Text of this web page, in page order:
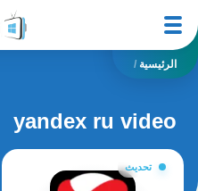
الرئيسية /
yandex ru video
تحديث